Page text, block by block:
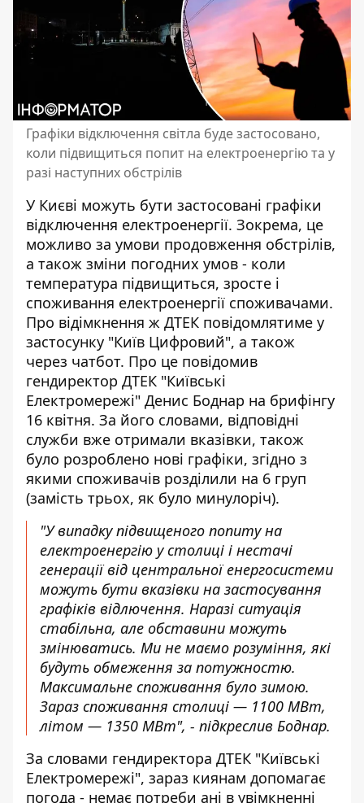
Графіки відключення світла буде застосовано,
коли підвищиться попит на електроенергію та у
разі наступних обстрілів
У Києві можуть бути застосовані графіки
відключення електроенергії. Зокрема, це
можливо за умови продовження обстрілів,
а також зміни погодних умов - коли
температура підвищиться, зросте і
споживання електроенергії споживачами.
Про відімкнення ж ДТЕК повідомлятиме у
застосунку "Київ Цифровий", а також
через чатбот. Про це повідомив
гендиректор ДТЕК "Київські
Електромережі" Денис Боднар на брифінгу
16 квітня. За його словами, відповідні
служби вже отримали вказівки, також
було розроблено нові графіки, згідно з
якими споживачів розділили на 6 груп
(замість трьох, як було минулоріч).
"У випадку підвищеного попиту на
електроенергію у столиці і нестачі
генерації від центральної енергосистеми
можуть бути вказівки на застосування
графіків відлючення. Наразі ситуація
стабільна, але обставини можуть
змінюватись. Ми не маємо розуміння, які
будуть обмеження за потужностю.
Максимальне споживання було зимою.
Зараз споживання столиці — 1100 МВт,
літом — 1350 МВт", - підкреслив Боднар.
За словами гендиректора ДТЕК "Київські
Електромережі", зараз киянам допомагає
погода - немає потреби ані в увімкненні